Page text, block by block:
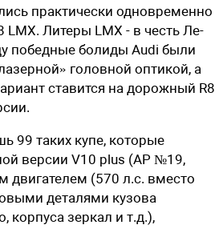
практически одновременно
LMX. Литеры LMX - в честь Ле-
победные болиды Audi были
головной оптикой, а
ставится на дорожный R8
99 таких ­купе, которые
версии V10 plus (АР №19,
(570 л.с. вместо
деталями кузова
корпуса зеркал и т.д.),